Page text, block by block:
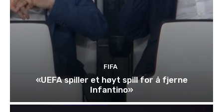
FIFA
«UEFA spiller et høyt spill for å fjerne
Infantino»